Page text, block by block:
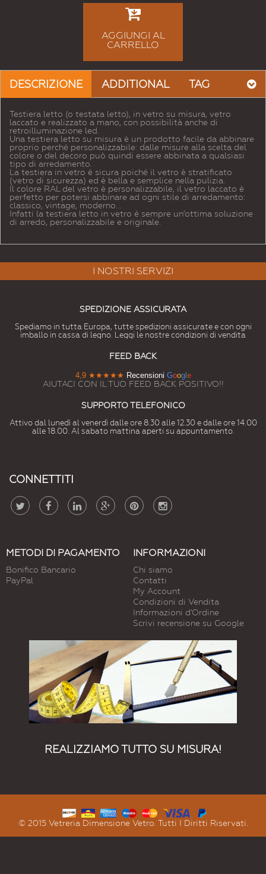
AGGIUNGI AL
CARRELLO
DESCRIZIONE ADDITIONAL TAG
Testiera letto (o testata letto), in vetro su misura, vetro
laccato e realizzato a mano, con possibilità anche di
retroilluminazione led.
Una testiera letto su misura è un prodotto facile da abbinare
proprio perché personalizzabile: dalle misure alla scelta del
colore o del decoro può quindi essere abbinata a qualsiasi
tipo di arredamento.
La testiera in vetro è sicura poiché il vetro è stratificato
(vetro di sicurezza) ed è bella e semplice nella pulizia.
Il colore RAL del vetro è personalizzabile, il vetro laccato è
perfetto per potersi abbinare ad ogni stile di arredamento:
classico, vintage, moderno...
Infatti la testiera letto in vetro è sempre un’ottima soluzione
di arredo, personalizzabile e originale.
I NOSTRI SERVIZI
SPEDIZIONE ASSICURATA
Spediamo in tutta Europa, tutte spedizioni assicurate e con ogni
imballo in cassa di legno. Leggi le nostre condizioni di vendita
FEED BACK
4,9 ★★★★★ Recensioni Googl e
AIUTACI CON IL TUO FEED BACK POSITIVO!!
SUPPORTO TELEFONICO
Attivo dal lunedì al venerdì dalle ore 8.30 alle 12.30 e dalle ore 14.00
alle 18.00. Al sabato mattina aperti su appuntamento.
CONNETTITI
METODI DI PAGAMENTO
Bonifico Bancario
PayPal
INFORMAZIONI
Chi siamo
Contatti
My Account
Condizioni di Vendita
Informazioni d'Ordine
Scrivi recensione su Google
REALIZZIAMO TUTTO SU MISURA!
© 2015 Vetreria Dimensione Vetro. Tutti I Diritti Riservati.